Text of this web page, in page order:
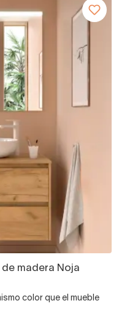
madera Noja
color que el mueble